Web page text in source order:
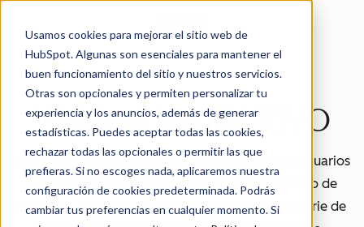
Usamos cookies para mejorar el sitio web de
HubSpot. Algunas son esenciales para mantener el
buen funcionamiento del sitio y nuestros servicios.
Otras son opcionales y permiten personalizar tu
experiencia y los anuncios, además de generar
estadísticas. Puedes aceptar todas las cookies,
rechazar todas las opcionales o permitir las que
prefieras. Si no escoges nada, aplicaremos nuestra
configuración de cookies predeterminada. Podrás
cambiar tus preferencias en cualquier momento. Si
Webinarios EN VIVO
Nuestro objetivo principal es ayudar a nuestros usuarios
a crecer mejor con la plataforma de crecimiento de
HubSpot, por eso hemos creado EN VIVO: una serie de